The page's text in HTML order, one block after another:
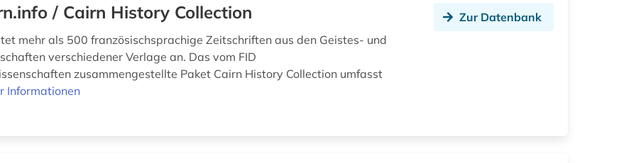
/ Cairn History Collection
mehr als 500 französischsprachige Zeitschriften aus den Geistes- und
verschiedener Verlage an. Das vom FID
zusammengestellte Paket Cairn History Collection umfasst
Informationen
Zur Datenbank